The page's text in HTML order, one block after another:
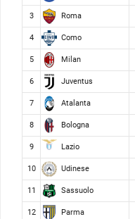
3 Roma
4 Como
5 Milan
6 Juventus
7 Atalanta
8 Bologna
9 Lazio
10 Udinese
11 Sassuolo
12 Parma